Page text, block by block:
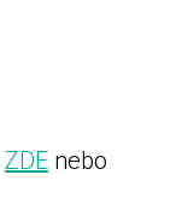
ZDE nebo